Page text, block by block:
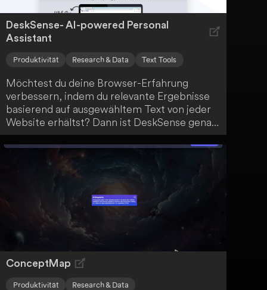
DeskSense- AI-powered Personal
Assistant
Produktivität Research & Data Text Tools
Möchtest du deine Browser-Erfahrung
verbessern, indem du relevante Ergebnisse
basierend auf ausgewähltem Text von jeder
Website erhältst? Dann ist DeskSense genau
das Richtige für dich! Diese Chrome-
Erweiterung stellt dir die Ergebnisse als
Karten dar, die du speichern, mit Tags und
Notizen versehen und über die Web- und
Mobil-App teilen kannst. Bald wird
DeskSense sogar eine KI-Bildgenerierung
anbieten.
ConceptMap
Produktivität Research & Data